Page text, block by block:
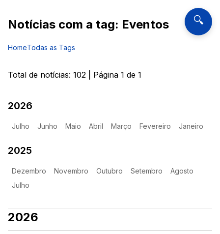
🔍
Notícias com a tag: Eventos
HomeTodas as Tags
Total de notícias: 102 | Página 1 de 1
2026
Julho Junho Maio Abril Março Fevereiro Janeiro
2025
Dezembro Novembro Outubro Setembro
Agosto
Julho
2026